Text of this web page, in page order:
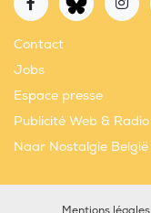
Contact
Jobs
Espace presse
Publicité Web & Radio
Naar Nostalgie België